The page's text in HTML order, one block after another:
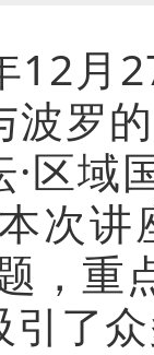
12月
波罗
·区域
次讲
，重
引了